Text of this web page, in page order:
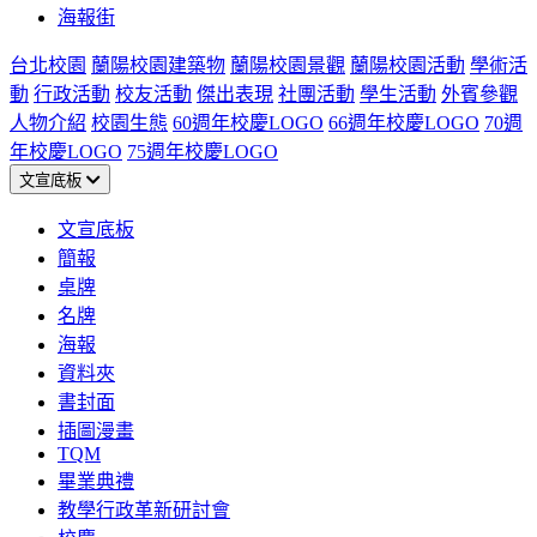
海報街
台北校園 蘭陽校園建築物 蘭陽校園景觀 蘭陽校園活動 學術活
動 行政活動 校友活動 傑出表現 社團活動 學生活動 外賓參觀
人物介紹 校園生態 60週年校慶LOGO 66週年校慶LOGO 70週
年校慶LOGO 75週年校慶LOGO
文宣底板
文宣底板
簡報
桌牌
名牌
海報
資料夾
書封面
插圖漫畫
TQM
畢業典禮
教學行政革新研討會